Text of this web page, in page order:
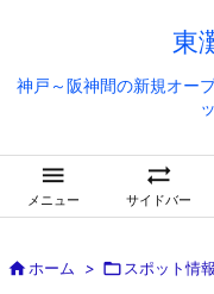
東
神戸～阪神間の新規オー

メニュー

サイドバー
ホーム >  スポット情報